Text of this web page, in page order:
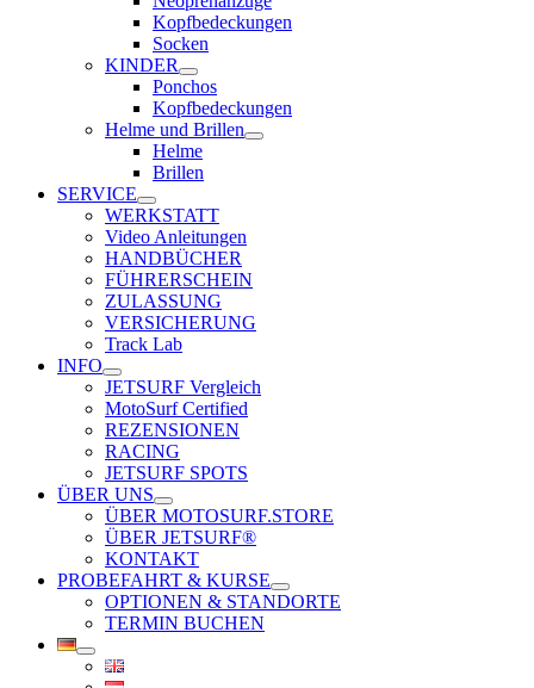
Kopfbedeckungen
Socken
KINDER
Ponchos
Kopfbedeckungen
Helme und Brillen
Helme
Brillen
SERVICE
WERKSTATT
Video Anleitungen
HANDBÜCHER
FÜHRERSCHEIN
ZULASSUNG
VERSICHERUNG
Track Lab
INFO
JETSURF Vergleich
MotoSurf Certified
REZENSIONEN
RACING
JETSURF SPOTS
ÜBER UNS
ÜBER MOTOSURF.STORE
ÜBER JETSURF®
KONTAKT
PROBEFAHRT & KURSE
OPTIONEN & STANDORTE
TERMIN BUCHEN